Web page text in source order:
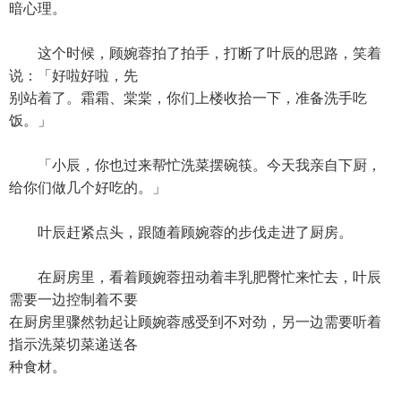
暗心理。
这个时候，顾婉蓉拍了拍手，打断了叶辰的思路，笑着
说：「好啦好啦，先
别站着了。霜霜、棠棠，你们上楼收拾一下，准备洗手吃
饭。」
「小辰，你也过来帮忙洗菜摆碗筷。今天我亲自下厨，
给你们做几个好吃的。」
叶辰赶紧点头，跟随着顾婉蓉的步伐走进了厨房。
在厨房里，看着顾婉蓉扭动着丰乳肥臀忙来忙去，叶辰
需要一边控制着不要
在厨房里骤然勃起让顾婉蓉感受到不对劲，另一边需要听着
指示洗菜切菜递送各
种食材。